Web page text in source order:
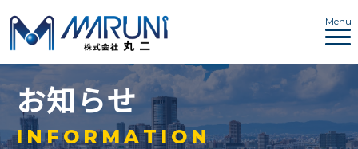
Menu
お知らせ
INFORMATION